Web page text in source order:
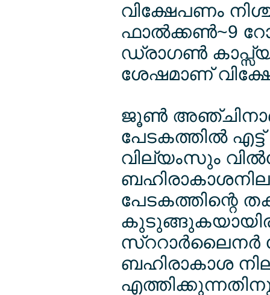
വിക്ഷേപണം
ഫാല്‍ക്കണ്‍~9
ഡ്രാഗണ്‍
ശേഷമാണ്
ജൂണ്‍
പേടകത്തില്‍
വില്യംസും
പേടകത്തിന്റെ
സ്ററാര്‍ലൈനര്‍
ബഹിരാകാശ